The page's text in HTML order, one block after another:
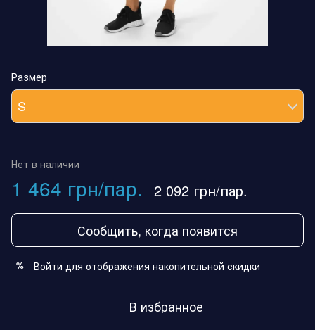
Размер
S
Нет в наличии
1 464 грн/пар. 2 092 грн/пар.
Сообщить, когда появится
% Войти для отображения накопительной скидки
В избранное